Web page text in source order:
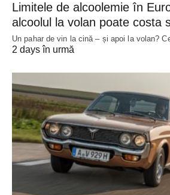
Limitele de alcoolemie în
alcoolul la volan poate costa
Un pahar de vin la cină – și apoi la volan?
2 days în urmă